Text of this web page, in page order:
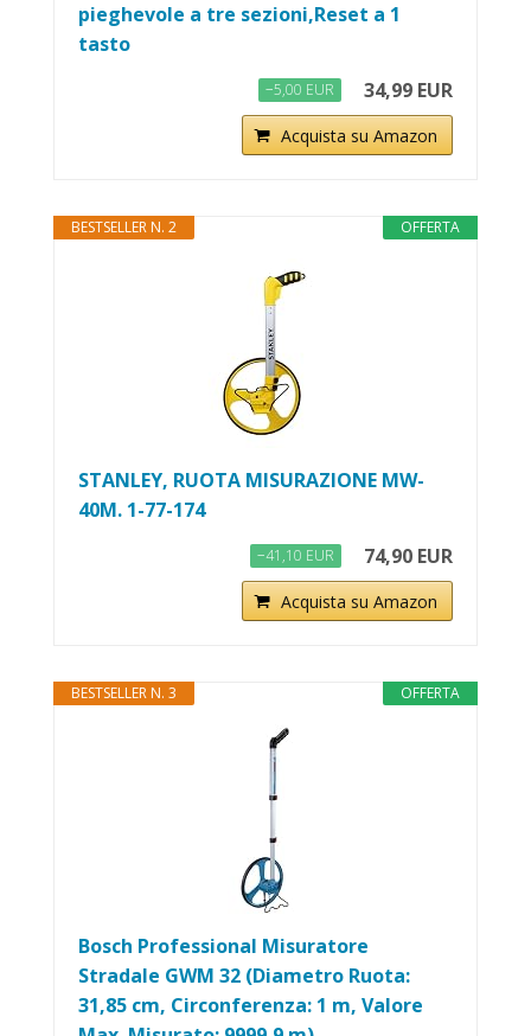
pieghevole a tre sezioni,Reset a 1
tasto
−5,00 EUR 34,99 EUR
Acquista su Amazon
OFFERTA
BESTSELLER N. 2
STANLEY, RUOTA MISURAZIONE MW-
40M. 1-77-174
−41,10 EUR 74,90 EUR
Acquista su Amazon
OFFERTA
BESTSELLER N. 3
Bosch Professional Misuratore
Stradale GWM 32 (Diametro Ruota:
31,85 cm, Circonferenza: 1 m, Valore